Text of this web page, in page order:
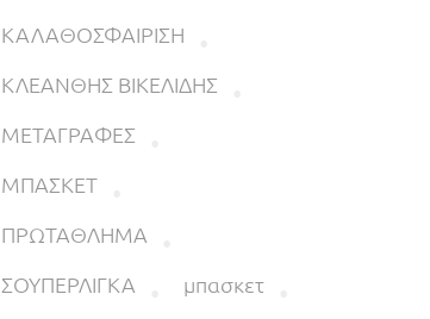
ΚΑΛΑΘΟΣΦΑΙΡΙΣΗ
ΚΛΕΑΝΘΗΣ ΒΙΚΕΛΙΔΗΣ
ΜΕΤΑΓΡΑΦΕΣ
ΜΠΑΣΚΕΤ
ΠΡΩΤΑΘΛΗΜΑ
ΣΟΥΠΕΡΛΙΓΚΑ
μπασκετ